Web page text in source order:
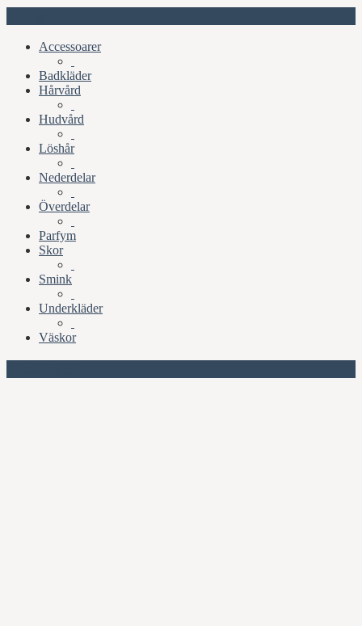
Accessoarer
Badkläder
Hårvård
Hudvård
Löshår
Nederdelar
Överdelar
Parfym
Skor
Smink
Underkläder
Väskor